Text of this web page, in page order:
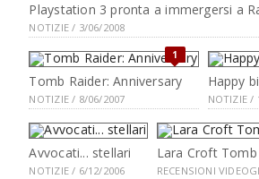
Playstation 3 pronta a immergersi a
NOTIZIE / 3/06/2008
1
Tomb Raider: Anniversary
NOTIZIE / 8/06/2007
Happy
NOTIZIE /
Avvocati... stellari
NOTIZIE / 6/12/2006
Lara Croft
RECENSIONI